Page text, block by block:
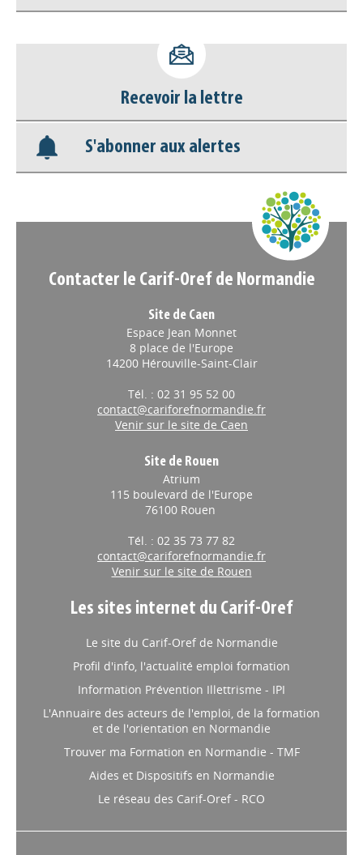
déconnecter)
Base documentaire
Nos veilles Scoop.it
Recevoir la lettre
S'abonner aux alertes
Contacter le Carif-Oref de Normandie
Site de Caen
Espace Jean Monnet
8 place de l'Europe
14200 Hérouville-Saint-Clair
Tél. : 02 31 95 52 00
contact@cariforefnormandie.fr
Venir sur le site de Caen
Site de Rouen
Atrium
115 boulevard de l'Europe
76100 Rouen
Tél. : 02 35 73 77 82
contact@cariforefnormandie.fr
Venir sur le site de Rouen
Les sites internet du Carif-Oref
Le site du Carif-Oref de Normandie
Profil d'info, l'actualité emploi formation
Information Prévention Illettrisme - IPI
L'Annuaire des acteurs de l'emploi, de la formation
et de l'orientation en Normandie
Trouver ma Formation en Normandie - TMF
Aides et Dispositifs en Normandie
Le réseau des Carif-Oref - RCO